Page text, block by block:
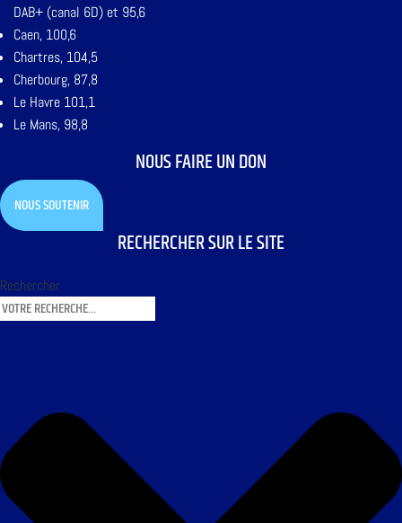
DAB+ (canal 6D) et 95,6
Caen, 100,6
Chartres, 104,5
Cherbourg, 87,8
Le Havre 101,1
Le Mans, 98,8
NOUS FAIRE UN DON
NOUS SOUTENIR
RECHERCHER SUR LE SITE
Rechercher